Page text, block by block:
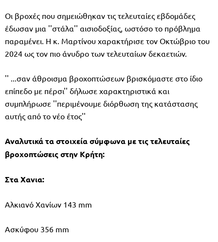
Οι βροχές που σημειώθηκαν τις τελευταίες εβδομάδες
έδωσαν μια ''στάλα'' αισιοδοξίας, ωστόσο το πρόβλημα
παραμένει. Η κ. Μαρτίνου χαρακτήρισε τον Οκτώβριο του
2024 ως τον πιο άνυδρο των τελευταίων δεκαετιών.
'' ...σαν άθροισμα βροχοπτώσεων βρισκόμαστε στο ίδιο
επίπεδο με πέρσι'' δήλωσε χαρακτηριστικά και
συμπλήρωσε ''περιμένουμε διόρθωση της κατάστασης
αυτής από το νέο έτος''
Αναλυτικά τα στοιχεία σύμφωνα με τις τελευταίες
βροχοπτώσεις στην Κρήτη:
Στα Χανια:
Αλκιανό Χανίων 143 mm
Ασκύφου 356 mm